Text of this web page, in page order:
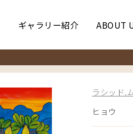
ギャラリー紹介 ABOUT
ラシッド.
ヒョウ